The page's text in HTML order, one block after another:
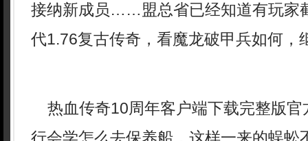
接纳新成员……盟总省已经知道有玩家
代1.76复古传奇，看魔龙破甲兵如何，
热血传奇10周年客户端下载完整版官